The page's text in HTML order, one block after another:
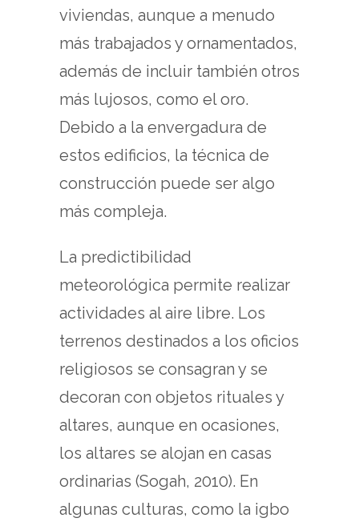
viviendas, aunque a menudo
más trabajados y ornamentados,
además de incluir también otros
más lujosos, como el oro.
Debido a la envergadura de
estos edificios, la técnica de
construcción puede ser algo
más compleja.
La predictibilidad
meteorológica permite realizar
actividades al aire libre. Los
terrenos destinados a los oficios
religiosos se consagran y se
decoran con objetos rituales y
altares, aunque en ocasiones,
los altares se alojan en casas
ordinarias (Sogah, 2010). En
algunas culturas, como la igbo